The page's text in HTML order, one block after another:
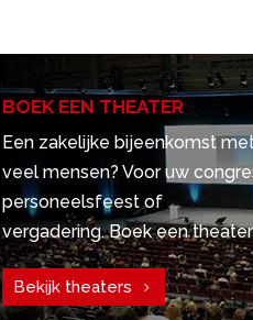
BOEK EEN THEATER
Een zakelijke bijeenkomst
veel mensen? Voor uw
personeelsfeest of
vergadering. Boek een
Bekijk theaters